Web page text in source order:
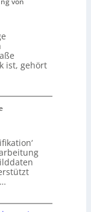
ist, gehört